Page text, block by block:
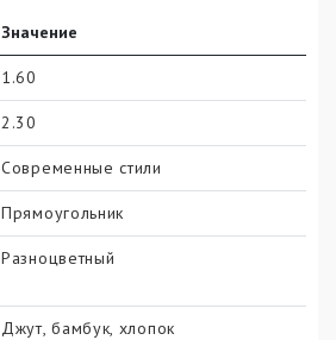
Значение
1.60
2.30
Современные стили
Прямоугольник
Разноцветный
Джут, бамбук, хлопок